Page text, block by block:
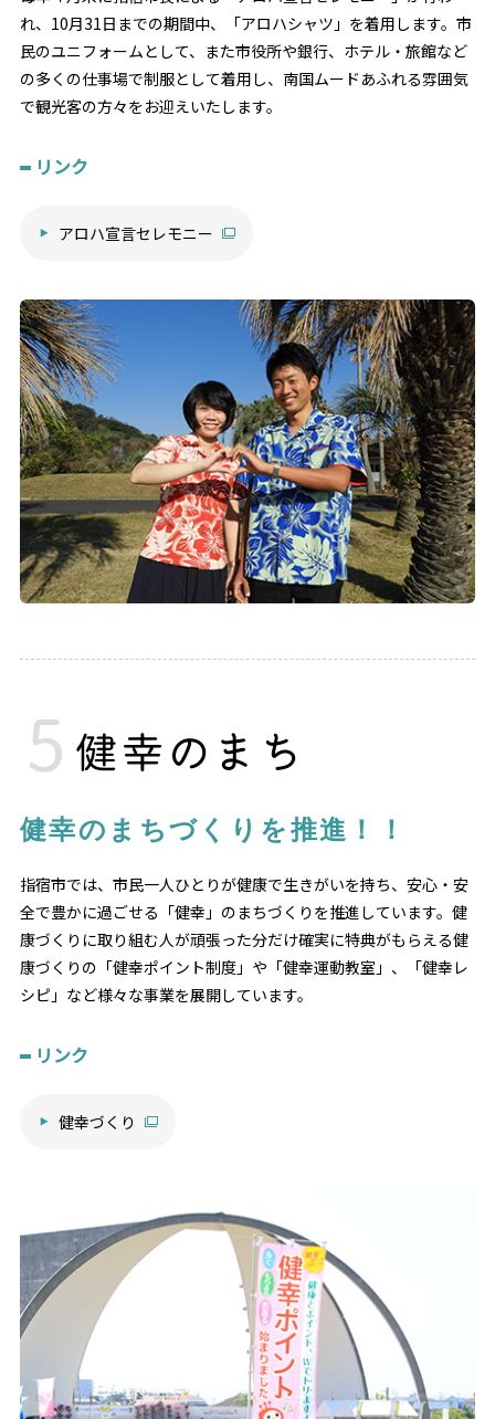
れ、10月31日までの期間中、「アロハシャツ」を着用します。市
民のユニフォームとして、また市役所や銀行、ホテル・旅館など
の多くの仕事場で制服として着用し、南国ムードあふれる雰囲気
で観光客の方々をお迎えいたします。
リンク
アロハ宣言セレモニー
健幸のまち
健幸のまちづくりを推進！！
指宿市では、市民一人ひとりが健康で生きがいを持ち、安心・安
全で豊かに過ごせる「健幸」のまちづくりを推進しています。健
康づくりに取り組む人が頑張った分だけ確実に特典がもらえる健
康づくりの「健幸ポイント制度」や「健幸運動教室」、「健幸レ
シピ」など様々な事業を展開しています。
リンク
健幸づくり